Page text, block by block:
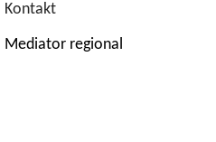
Kontakt
Mediator regional